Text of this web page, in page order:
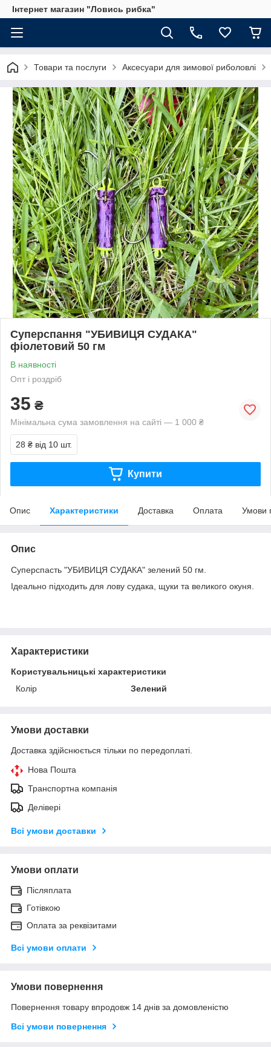
Інтернет магазин "Ловись рибка"
Товари та послуги Аксесуари для зимової риболовлі
Суперспання "УБИВИЦЯ СУДАКА"
фіолетовий 50 гм
В наявності
Опт і роздріб
35 ₴
Мінімальна сума замовлення на сайті — 1 000 ₴
28 ₴ від 10 шт.
Купити
Опис Характеристики Доставка Оплата Умови
Опис
Суперспасть "УБИВИЦЯ СУДАКА" зелений 50 гм.
Ідеально підходить для лову судака, щуки та великого окуня.
Характеристики
Користувальницькі характеристики
Колір
Зелений
Умови доставки
Доставка здійснюється тільки по передоплаті.
Нова Пошта
Транспортна компанія
Делівері
Всі умови доставки
Умови оплати
Післяплата
Готівкою
Оплата за реквізитами
Всі умови оплати
Умови повернення
Повернення товару впродовж 14 днів за домовленістю
Всі умови повернення